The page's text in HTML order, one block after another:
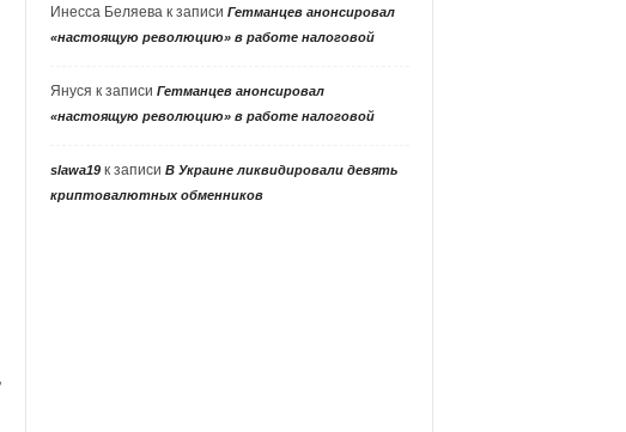
Инесса Беляевак записи Гетманцев анонсировал
«настоящую революцию» в работе налоговой
Януся к записи Гетманцев анонсировал
«настоящую революцию» в работе налоговой
slawa19к записи В Украине ликвидировали девять
криптовалютных обменников